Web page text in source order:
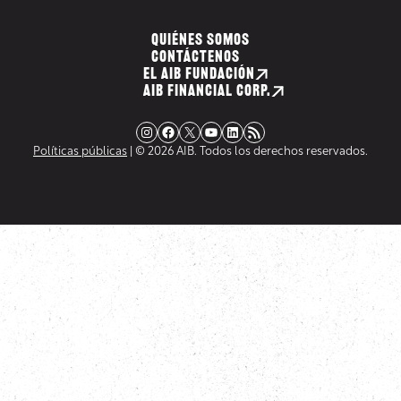
QUIÉNES SOMOS
CONTÁCTENOS
EL AIB FUNDACIÓN
AIB FINANCIAL CORP.
Instagram Facebook X YouTube LinkedIn Fuente RSS
Políticas públicas | © 2026 AIB. Todos los derechos reservados.